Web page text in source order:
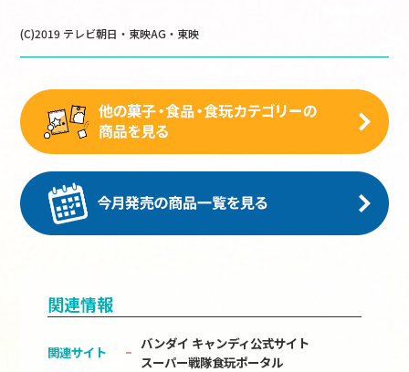
(C)2019 テレビ朝日・東映AG・東映
関連情報
関連サイト
バンダイ キャンディ公式サイト
スーパー戦隊食玩ポータル